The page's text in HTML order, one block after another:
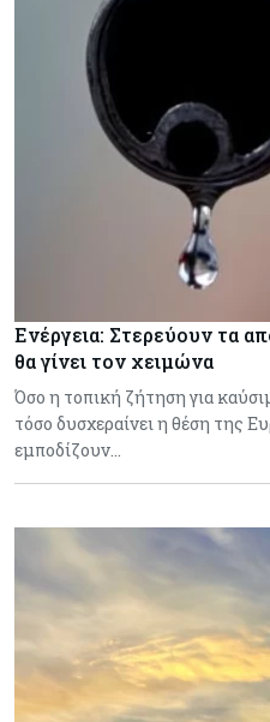
Ενέργεια: Στερεύουν τα
θα γίνει τον χειμώνα
Όσο η τοπική ζήτηση για
τόσο δυσχεραίνει η θέση της
εμποδίζουν…